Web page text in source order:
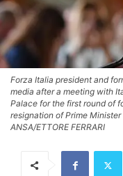
Forza Italia president and
media after a meeting with
Palace for the first round of
resignation of Prime
ANSA/ETTORE FERRARI